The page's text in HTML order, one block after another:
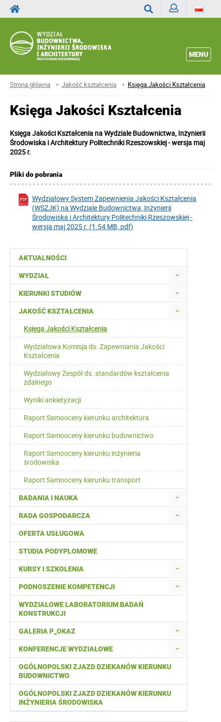
MENU
Strona główna Jakość kształcenia Księga Jakości Kształcenia
AKTUALNOŚCI
WYDZIAŁ
KIERUNKI STUDIÓW
JAKOŚĆ KSZTAŁCENIA
Księga Jakości Kształcenia
Wydziałowa Komisja ds. Zapewniania Jakości
Kształcenia
Wydziałowy Zespół ds. standardów kształcenia
zdalnego
Wyniki ankietyzacji
Raport Samooceny kierunku architektura
Raport Samooceny kierunku budownictwo
Raport Samooceny kierunku inżynieria
środowiska
Raport Samooceny kierunku transport
BADANIA I NAUKA
RADA GOSPODARCZA
OFERTA USŁUGOWA
STUDIA PODYPLOMOWE
KURSY I SZKOLENIA
PODNOSZENIE KOMPETENCJI
WYDZIAŁOWE LABORATORIUM BADAŃ
KONSTRUKCJI
GALERIA P_OKAZ
KONFERENCJE WYDZIAŁOWE
OGÓLNOPOLSKI ZJAZD DZIEKANÓW KIERUNKU
BUDOWNICTWO
OGÓLNOPOLSKI ZJAZD DZIEKANÓW KIERUNKU
INŻYNIERIA ŚRODOWISKA
Księga Jakości Kształcenia
Księga Jakości Kształcenia na Wydziale Budownictwa, Inżynierii
Środowiska i Architektury Politechniki Rzeszowskiej - wersja maj
2025 r.
Pliki do pobrania
Wydziałowy System Zapewnienia Jakości Kształcenia
(WSZJK) na Wydziale Budownictwa, Inżynierii
Środowiska i Architektury Politechniki Rzeszowskiej -
wersja maj 2025 r. (1.54 MB, pdf)